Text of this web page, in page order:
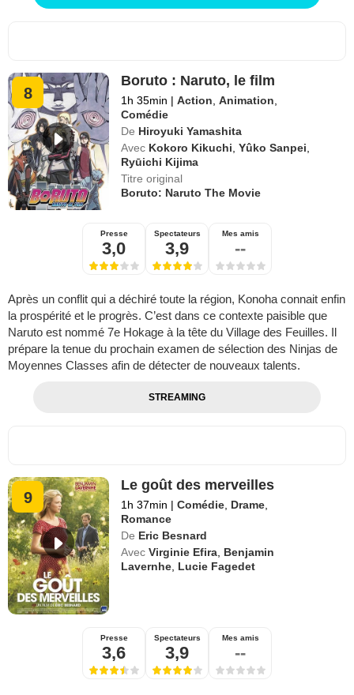
8
Boruto : Naruto, le film
1h 35min | Action ,Animation
Comédie
De Hiroyuki Yamashita
Avec Kokoro Kikuchi ,Yûko Sanpei
Ryūichi Kijima
Titre original
Boruto: Naruto The Movie
Presse
3,0
Spectateurs
3,9
Mes amis
--
Après un conflit qui a déchiré toute la région, Konoha connait enfin
la prospérité et le progrès. C’est dans ce contexte paisible que
Naruto est nommé 7e Hokage à la tête du Village des Feuilles. Il
prépare la tenue du prochain examen de sélection des Ninjas de
Moyennes Classes afin de détecter de nouveaux talents.
STREAMING
9
Le goût des merveilles
1h 37min | Comédie Drame
Romance
De Eric Besnard
Avec Virginie Efira Benjamin
Lavernhe Lucie Fagedet
Presse
3,6
Spectateurs
3,9
Mes amis
--